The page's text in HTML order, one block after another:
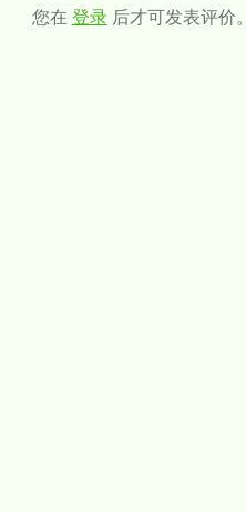
您在 登录后才可发表评价。